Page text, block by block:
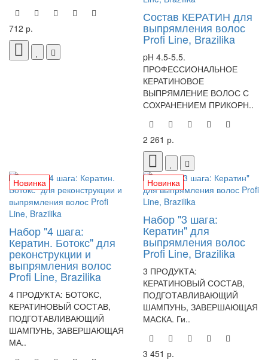
712 р.
Состав КЕРАТИН для
выпрямления волос
Profi Line, Brazilika
pH 4.5-5.5.
ПРОФЕССИОНАЛЬНОЕ
КЕРАТИНОВОЕ
ВЫПРЯМЛЕНИЕ ВОЛОС С
СОХРАНЕНИЕМ ПРИКОРН..
2 261 р.
Новинка
Набор "4 шага:
Кератин. Ботокс" для
реконструкции и
выпрямления волос
Profi Line, Brazilika
4 ПРОДУКТА: БОТОКС,
КЕРАТИНОВЫЙ СОСТАВ,
ПОДГОТАВЛИВАЮЩИЙ
ШАМПУНЬ, ЗАВЕРШАЮЩАЯ
МА..
Новинка
Набор "3 шага:
Кератин" для
выпрямления волос
Profi Line, Brazilika
3 ПРОДУКТА:
КЕРАТИНОВЫЙ СОСТАВ,
ПОДГОТАВЛИВАЮЩИЙ
ШАМПУНЬ, ЗАВЕРШАЮЩАЯ
МАСКА. Ги..
3 451 р.